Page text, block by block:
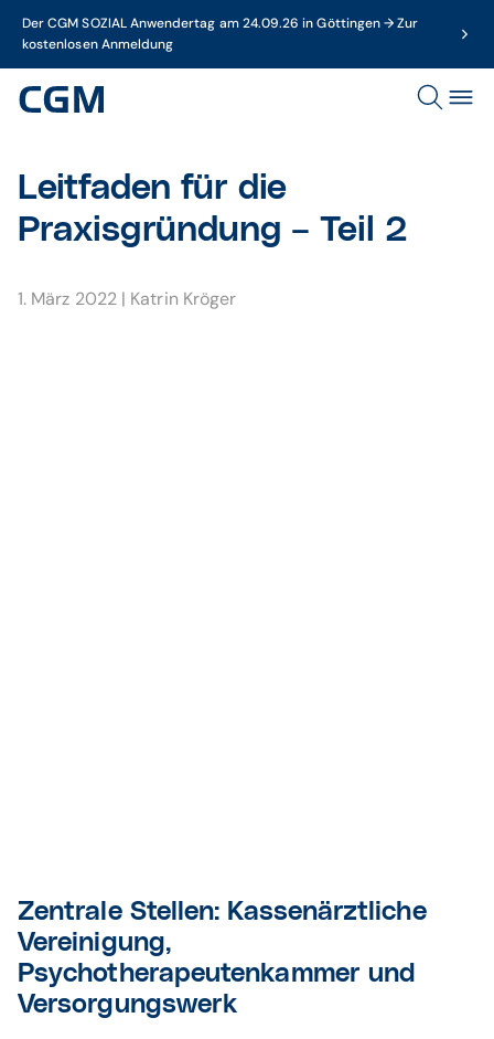
Der CGM SOZIAL Anwendertag am 24.09.26 in Göttingen → Zur
kostenlosen Anmeldung
Leitfaden für die
Praxisgründung – Teil 2
1. März 2022 | Katrin Kröger
Zentrale Stellen: Kassenärztliche
Vereinigung,
Psychotherapeutenkammer und
Versorgungswerk